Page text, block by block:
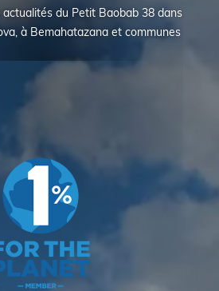
actualités du Petit Baobab 38 dans
à Bemahatazana et communes